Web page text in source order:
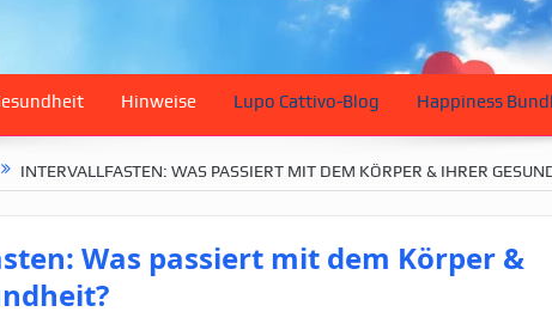
Hinweise Lupo Cattivo-Blog Happiness
INTERVALLFASTEN: WAS PASSIERT MIT DEM KÖRPER & IHRER
Was passiert mit dem Körper &